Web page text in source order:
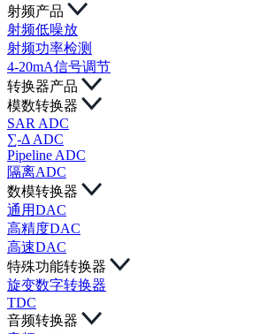
射频产品
射频低噪放
射频功率检测
4-20mA信号调节
转换器产品
模数转换器
SAR ADC
∑-Δ ADC
Pipeline ADC
隔离ADC
数模转换器
通用DAC
高精度DAC
高速DAC
特殊功能转换器
旋变数字转换器
TDC
音频转换器